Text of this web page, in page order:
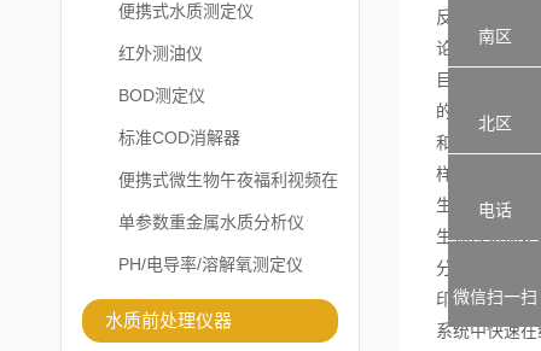
便携式水质测定仪
红外测油仪
BOD测定仪
标准COD消解器
便携式微生物午夜福利视频在
线观看
单参数重金属水质分析仪
PH/电导率/溶解氧测定仪
水质前处理仪器
反应，
论上，
目前，
的微生物含
和实时定量
样品纯化时
生物传感器
生物传感器
分析工具
印迹传感
系统中快速
南区
北区
电话
微信扫一扫